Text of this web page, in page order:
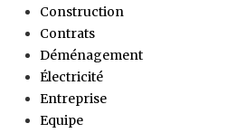
Construction
Contrats
Déménagement
Électricité
Entreprise
Equipe